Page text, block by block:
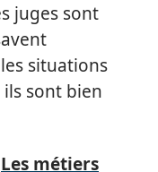
juges sont
situations
sont bien
Les métiers